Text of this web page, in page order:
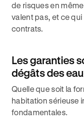
de risques en
valent pas, et ce
contrats.
Les garanties
dégâts des
Quelle que soit la
habitation sérieuse
fondamentales.